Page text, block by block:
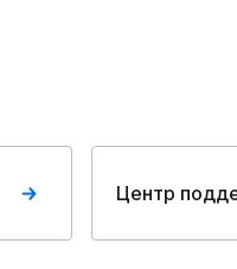
Центр